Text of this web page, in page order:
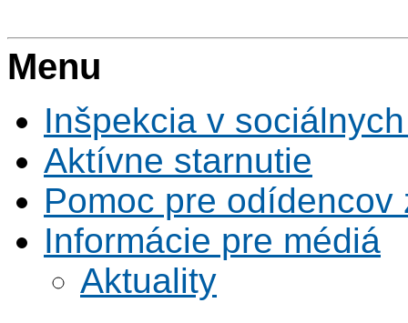
Menu
Inšpekcia v
Aktívne starnutie
Pomoc pre odídencov
Informácie pre médiá
Aktuality